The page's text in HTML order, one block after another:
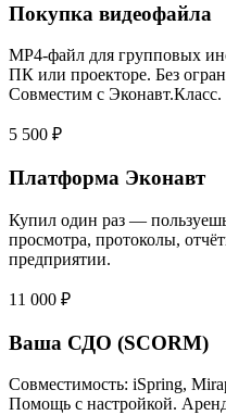
Покупка видеофайла
MP4-файл для групповых
ПК или проекторе. Без
Совместим с Эконавт.Класс.
5 500 ₽
Платформа Эконавт
Купил один раз —
просмотра, протоколы,
предприятии.
11 000 ₽
Ваша СДО (SCORM)
Совместимость: iSpring,
Помощь с настройкой.